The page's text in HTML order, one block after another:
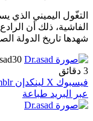
التغّول اليميني الذي
الفاشية، ذلك أن
شهدها تاريخ الدولة
30 ديسمبر، 2016
3 دقائق
فيسبوك X لينكدإن
عبر البريد طباعة